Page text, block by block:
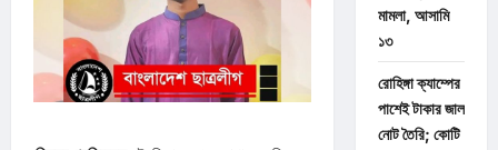
মামলা, আসামি
১৩
রোহিঙ্গা ক্যাম্পের
পাশেই টাকার জাল
নোট তৈরি; কোটি